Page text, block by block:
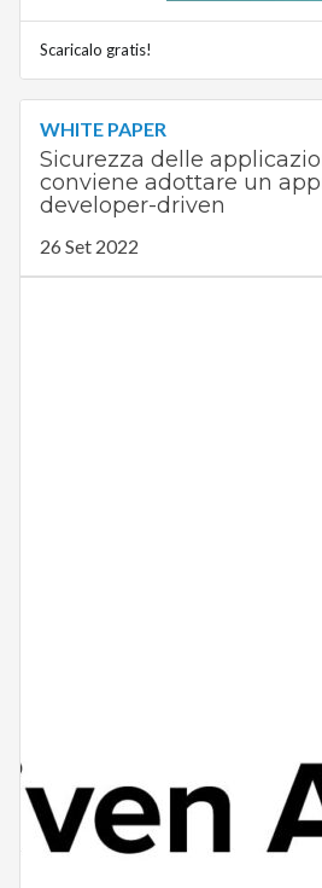
Scaricalo gratis!
WHITE PAPER
Sicurezza delle
conviene adottare un
developer-driven
26 Set 2022